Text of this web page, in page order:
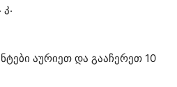
კ.
აურიეთ და გააჩერეთ 10